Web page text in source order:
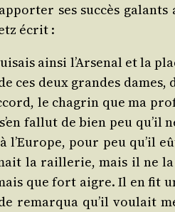
ses suc­cès
écrit :
ain­si l’Arsenal et la
ces deux grandes
le cha­grin que ma
fal­lut de bien peu
l’Europe, pour peu qu’il
la raille­rie, mais il ne
que fort aigre. Il en fit
remar­qua qu’il vou­lait